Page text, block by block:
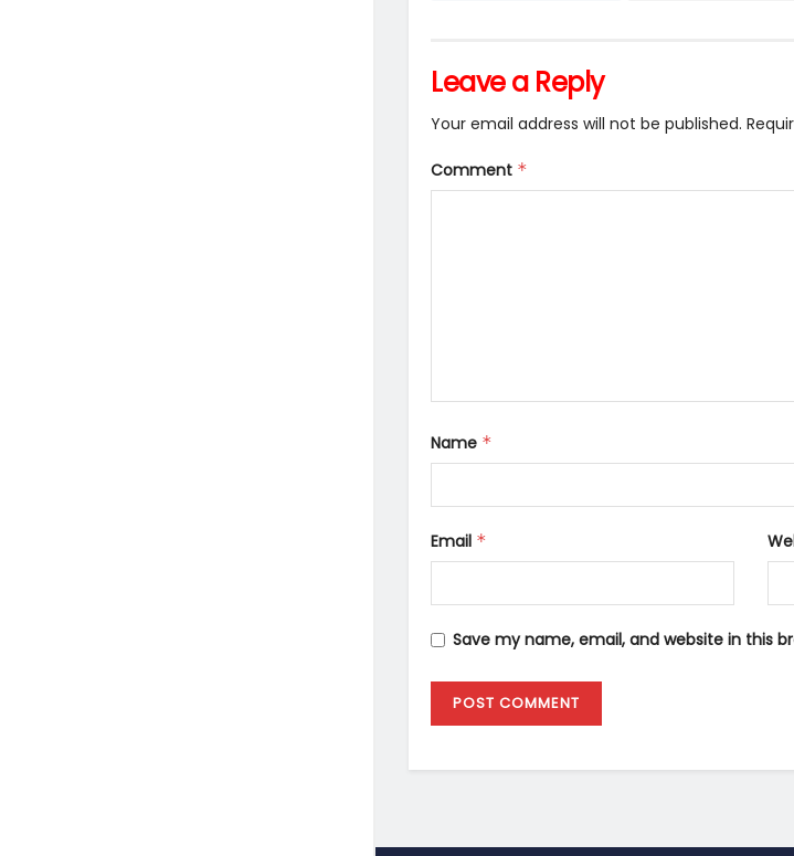
Leave a Reply
Your email address will not be published.
Comment *
Name *
Email *
Save my name, email, and website in this